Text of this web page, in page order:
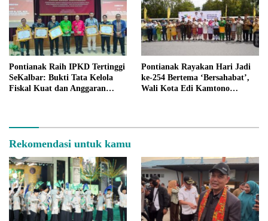
Pontianak Raih IPKD Tertinggi
SeKalbar: Bukti Tata Kelola
Fiskal Kuat dan Anggaran
Pontianak Rayakan Hari Jadi
ke-254 Bertema ‘Bersahabat’,
Wali Kota Edi Kamtono
Rekomendasi untuk kamu